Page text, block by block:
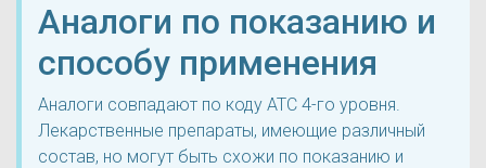
Аналоги по показанию и
способу применения
Аналоги совпадают по коду ATC 4-го уровня.
Лекарственные препараты, имеющие различный
состав, но могут быть схожи по показанию и